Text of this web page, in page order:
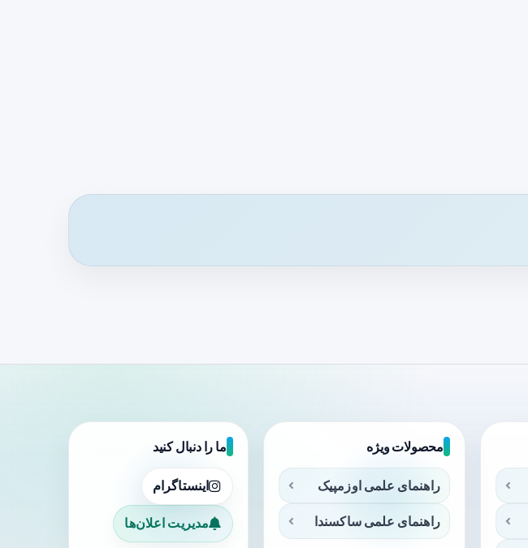
محصولات ویژه
راهنمای علمی اوزمپیک
راهنمای علمی ساکسندا
ما را دنبال کنید
اینستاگرام
مدیریت اعلان‌ها